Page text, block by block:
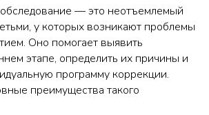
— это неотъемлемый
у которых возникают проблемы
Оно помогает выявить
этапе, определить их причины и
программу коррекции.
преимущества такого